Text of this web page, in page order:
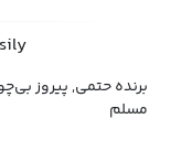
برنده حتمی, پیروز
مسلم